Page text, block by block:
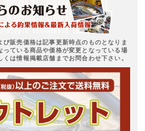
販売価格は記事更新時点のものとなりま
っている商品や価格が変更となっている場
は情報掲載店舗までお問合わせ下さい。